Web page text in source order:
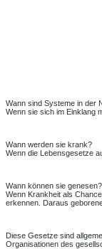
Wann sind Systeme in der
Wenn sie sich im Einklang
Wann werden sie krank?
Wenn die Lebensgesetze
Wann können sie genesen?
Wenn Krankheit als
erkennen. Daraus
Diese Gesetze sind
Organisationen des